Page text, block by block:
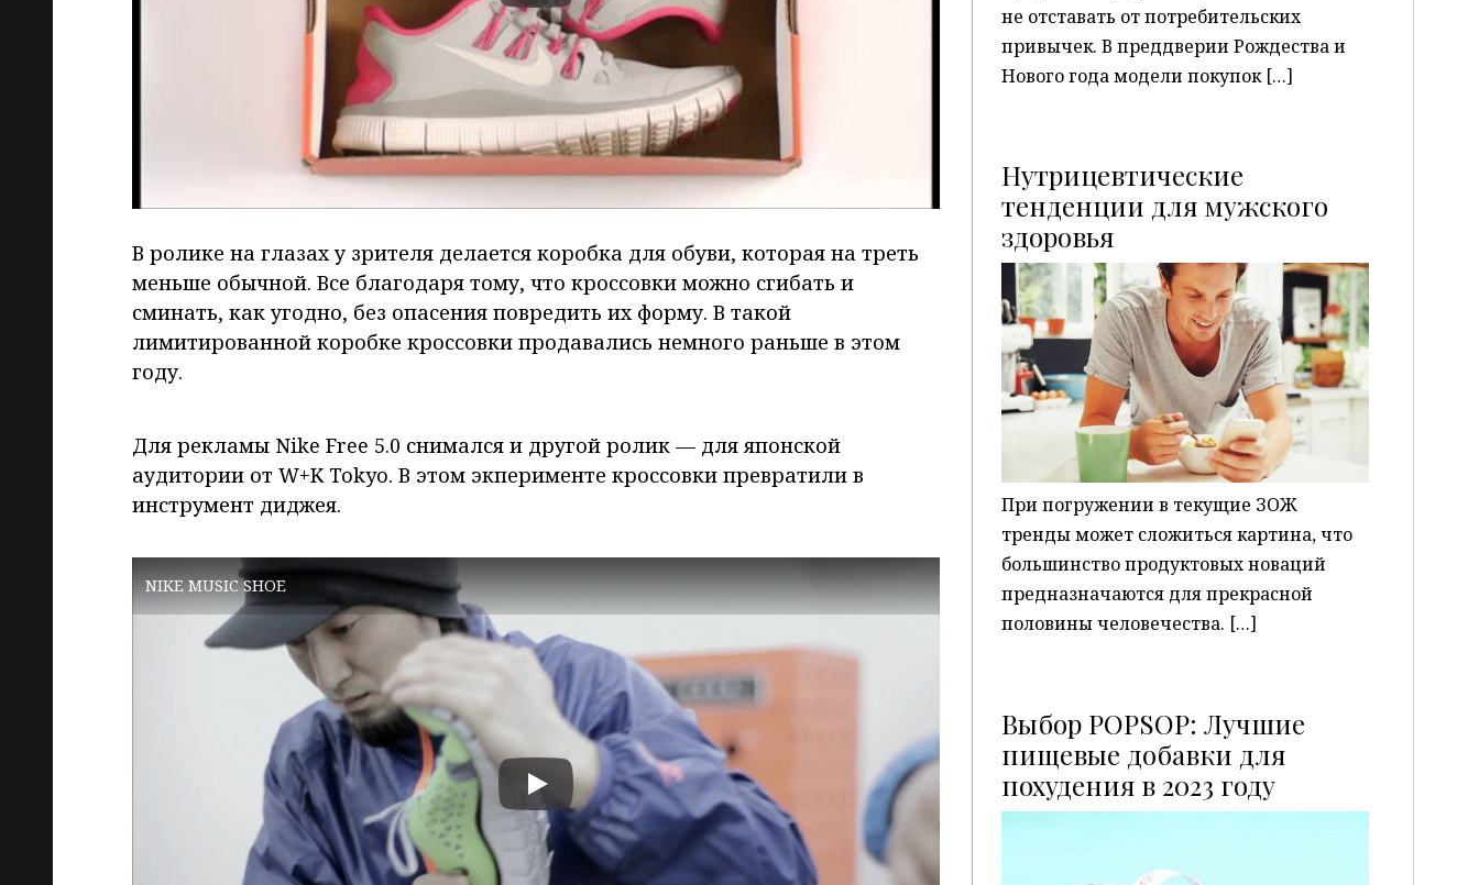
В ролике на глазах у зрителя делается коробка для обуви, которая на треть
меньше обычной. Все благодаря тому, что кроссовки можно сгибать и
сминать, как угодно, без опасения повредить их форму. В такой
лимитированной коробке кроссовки продавались немного раньше в этом
году.
Для рекламы Nike Free 5.0 снимался и другой ролик — для японской
аудитории от W+K Tokyo. В этом экперименте кроссовки превратили в
инструмент диджея.
NIKE MUSIC SHOE
не отставать от потребительских
привычек. В преддверии Рождества и
Нового года модели покупок […]
Нутрицевтические
тенденции для мужского
здоровья P
При погружении в текущие ЗОЖ
тренды может сложиться картина, что
большинство продуктовых новаций
предназначаются для прекрасной
половины человечества. […]
Выбор POPSOP: Лучшие
пищевые добавки для
похудения в 2023 году